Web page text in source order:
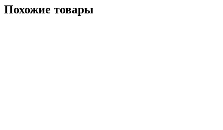
Похожие товары